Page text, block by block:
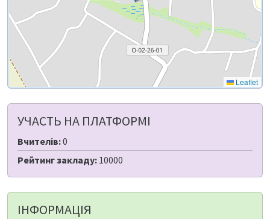
Leaflet
УЧАСТЬ НА ПЛАТФОРМІ
Вчителів:0
Рейтинг закладу: 10000
ІНФОРМАЦІЯ